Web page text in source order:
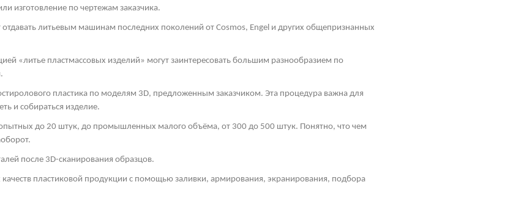
изготовление по чертежам заказчика.
литьевым машинам последних поколений от Cosmos, Engel и других общепризнанных
«литье пластмассовых изделий» могут заинтересовать большим разнообразием по
пластика по моделям 3D, предложенным заказчиком. Эта процедура важна для
и собираться изделие.
до 20 штук, до промышленных малого объёма, от 300 до 500 штук. Понятно, что чем
после 3D-сканирования образцов.
качеств пластиковой продукции с помощью заливки, армирования, экранирования, подбора